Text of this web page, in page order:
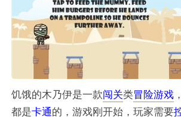
饥饿的木乃伊是一款闯关类冒险游戏
都是卡通的，游戏刚开始，玩家需要